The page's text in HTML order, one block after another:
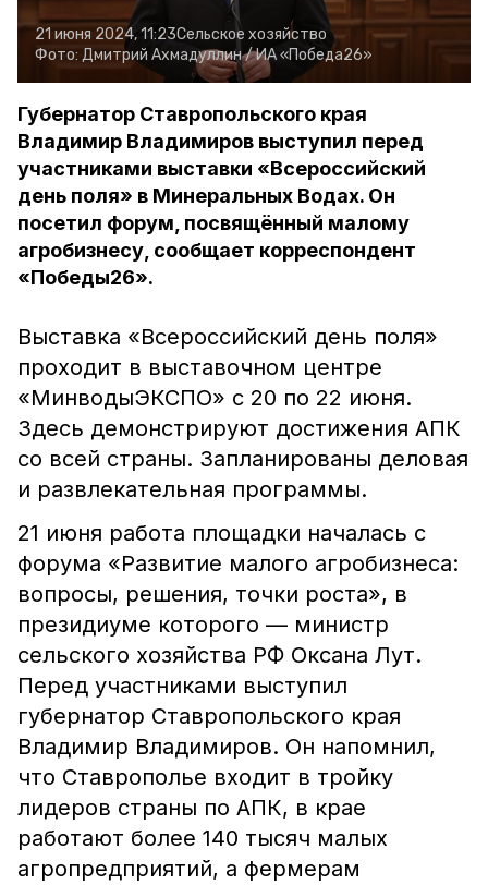
21 июня 2024, 11:23Сельское хозяйство
Фото: Дмитрий Ахмадуллин /ИА «Победа26»
Губернатор Ставропольского края
Владимир Владимиров выступил перед
участниками выставки «Всероссийский
день поля» в Минеральных Водах. Он
посетил форум, посвящённый малому
агробизнесу, сообщает корреспондент
«Победы26».
Выставка «Всероссийский день поля»
проходит в выставочном центре
«МинводыЭКСПО» с 20 по 22 июня.
Здесь демонстрируют достижения АПК
со всей страны. Запланированы деловая
и развлекательная программы.
21 июня работа площадки началась с
форума «Развитие малого агробизнеса:
вопросы, решения, точки роста», в
президиуме которого — министр
сельского хозяйства РФ Оксана Лут.
Перед участниками выступил
губернатор Ставропольского края
Владимир Владимиров. Он напомнил,
что Ставрополье входит в тройку
лидеров страны по АПК, в крае
работают более 140 тысяч малых
агропредприятий, а фермерам